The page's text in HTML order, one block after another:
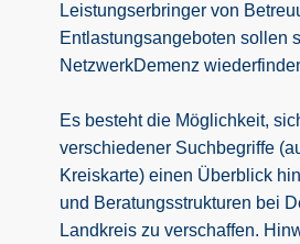
Leistungserbringer von
Entlastungsangeboten sollen
NetzwerkDemenz
Es besteht die Möglichkeit,
verschiedener Suchbegriffe
Kreiskarte) einen Überblick
und Beratungsstrukturen bei
Landkreis zu verschaffen.